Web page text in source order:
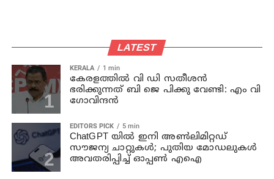
LATEST
KERALA 1 min
കേരളത്തില്‍ വി ഡി സതീശന്‍
ഭരിക്കുന്നത് ബി ജെ പിക്കു വേണ്ടി: എം വി
ഗോവിന്ദന്‍
EDITORS PICK 5 min
ChatGPT യിൽ ഇനി അൺലിമിറ്റഡ്
സൗജന്യ ചാറ്റുകൾ; പുതിയ മോഡലുകൾ
അവതരിപ്പിച്ച് ഓപ്പൺ എഐ